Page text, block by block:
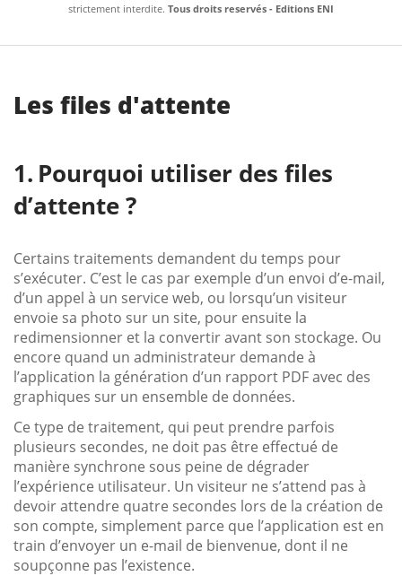
strictement interdite. Tous droits reservés - Editions ENI
Les files d'attente
Pourquoi utiliser des files
d’attente ?
Certains traitements demandent du temps pour
s’exécuter. C’est le cas par exemple d’un envoi d’e-mail,
d’un appel à un service web, ou lorsqu’un visiteur
envoie sa photo sur un site, pour ensuite la
redimensionner et la convertir avant son stockage. Ou
encore quand un administrateur demande à
l’application la génération d’un rapport PDF avec des
graphiques sur un ensemble de données.
Ce type de traitement, qui peut prendre parfois
plusieurs secondes, ne doit pas être effectué de
manière synchrone sous peine de dégrader
l’expérience utilisateur. Un visiteur ne s’attend pas à
devoir attendre quatre secondes lors de la création de
son compte, simplement parce que l’application est en
train d’envoyer un e-mail de bienvenue, dont il ne
soupçonne pas l’existence.